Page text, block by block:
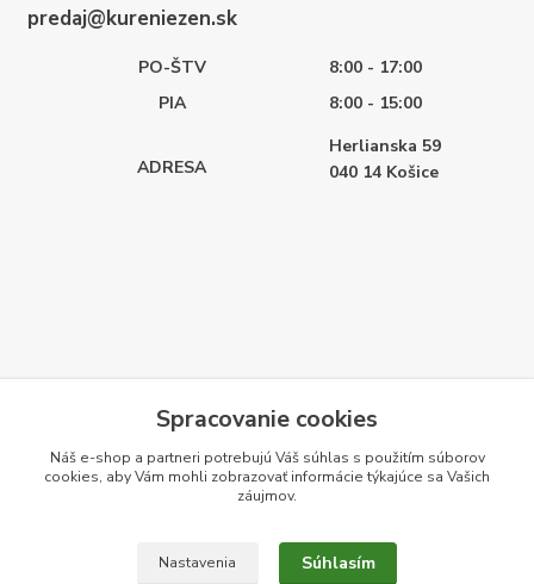
predaj@kureniezen.sk
PO-ŠTV
8:00 - 17:00
PIA
8:00 - 15:00
ADRESA
Herlianska 59
040 14 Košice
Spracovanie cookies
Náš e-shop a partneri potrebujú Váš súhlas s použitím súborov
cookies, aby Vám mohli zobrazovať informácie týkajúce sa Vašich
záujmov.
Nastavenia Súhlasím